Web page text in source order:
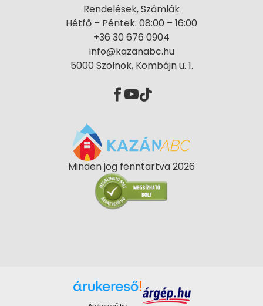
Rendelések, Számlák
Hétfő – Péntek: 08:00 – 16:00
+36 30 676 0904
info@kazanabc.hu
5000 Szolnok, Kombájn u. 1.
Minden jog fenntartva 2026